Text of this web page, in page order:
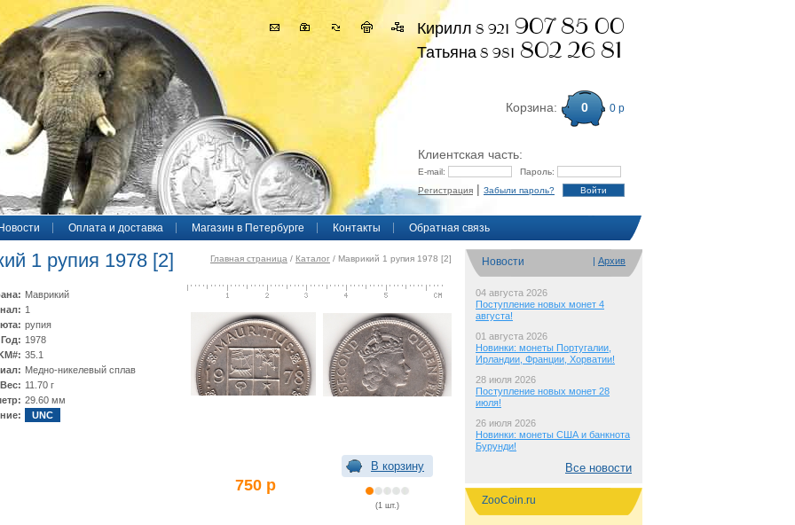
Кирилл 8 921 907 85 00
Татьяна 8 981 802 26 81
Корзина: 0 0 р
Клиентская часть:
E-mail:
Пароль:
Регистрация | Забыли пароль?
Новости Оплата и доставка Магазин в Петербурге Контакты Обратная связь
Новости | Архив
04 августа 2026
Поступление новых монет 4
августа!
01 августа 2026
Новинки: монеты Португалии,
Ирландии, Франции, Хорватии!
28 июля 2026
Поступление новых монет 28
июля!
26 июля 2026
Новинки: монеты США и банкнота
Бурунди!
Все новости
ZooCoin.ru
Главная страница / Каталог / Маврикий 1 рупия 1978 [2]
1 рупия 1978 [2]
Маврикий
1
рупия
Год: 1978
35.1
Медно-никелевый сплав
Вес: 11.70 г
29.60 мм
UNC
750 р
В корзину
(1 шт.)